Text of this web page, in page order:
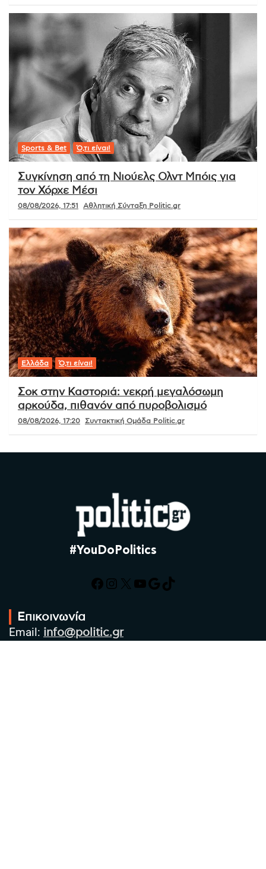
Sports & Bet Ό,τι είναι!
Συγκίνηση από τη Νιούελς Ολντ Μπόις για
τον Χόρχε Μέσι
08/08/2026, 17:51 Αθλητική Σύνταξη Politic.gr
Ελλάδα Ό,τι είναι!
Σοκ στην Καστοριά: νεκρή μεγαλόσωμη
αρκούδα, πιθανόν από πυροβολισμό
08/08/2026, 17:20 Συντακτική Ομάδα Politic.gr
#YouDoPolitics
Facebook
Instagram
X YouTube
Google
TikTok
Επικοινωνία
Email: info@politic.gr